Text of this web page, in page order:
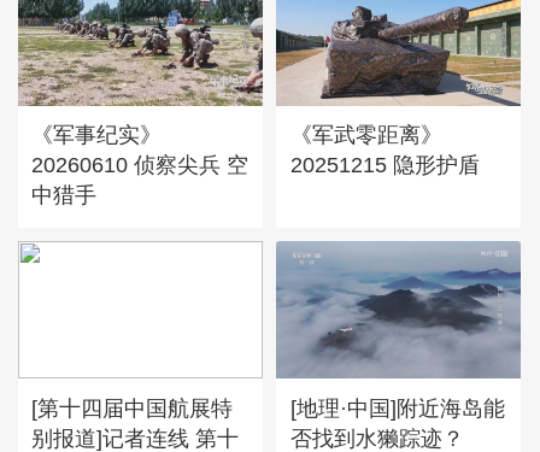
《军事纪实》
20260610 侦察尖兵 空
中猎手
《军武零距离》
20251215 隐形护盾
[第十四届中国航展特
别报道]记者连线 第十
[地理·中国]附近海岛能
否找到水獭踪迹？